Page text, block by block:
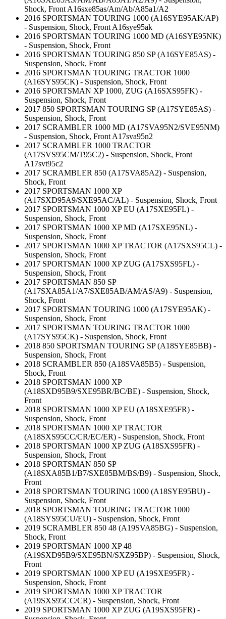
Shock, Front A16sxe85as/Am/Ab/A85a1/A2
2016 SPORTSMAN TOURING 1000 (A16SYE95AK/AP)
- Suspension, Shock, Front A16sye95ak
2016 SPORTSMAN TOURING 1000 MD (A16SYE95NK)
- Suspension, Shock, Front
2016 SPORTSMAN TOURING 850 SP (A16SYE85AS) -
Suspension, Shock, Front
2016 SPORTSMAN TOURING TRACTOR 1000
(A16SYS95CK) - Suspension, Shock, Front
2016 SPORTSMAN XP 1000, ZUG (A16SXS95FK) -
Suspension, Shock, Front
2017 850 SPORTSMAN TOURING SP (A17SYE85AS) -
Suspension, Shock, Front
2017 SCRAMBLER 1000 MD (A17SVA95N2/SVE95NM)
- Suspension, Shock, Front A17sva95n2
2017 SCRAMBLER 1000 TRACTOR
(A17SVS95CM/T95C2) - Suspension, Shock, Front
A17svt95c2
2017 SCRAMBLER 850 (A17SVA85A2) - Suspension,
Shock, Front
2017 SPORTSMAN 1000 XP
(A17SXD95A9/SXE95AC/AL) - Suspension, Shock, Front
2017 SPORTSMAN 1000 XP EU (A17SXE95FL) -
Suspension, Shock, Front
2017 SPORTSMAN 1000 XP MD (A17SXE95NL) -
Suspension, Shock, Front
2017 SPORTSMAN 1000 XP TRACTOR (A17SXS95CL) -
Suspension, Shock, Front
2017 SPORTSMAN 1000 XP ZUG (A17SXS95FL) -
Suspension, Shock, Front
2017 SPORTSMAN 850 SP
(A17SXA85A1/A7/SXE85AB/AM/AS/A9) - Suspension,
Shock, Front
2017 SPORTSMAN TOURING 1000 (A17SYE95AK) -
Suspension, Shock, Front
2017 SPORTSMAN TOURING TRACTOR 1000
(A17SYS95CK) - Suspension, Shock, Front
2018 850 SPORTSMAN TOURING SP (A18SYE85BB) -
Suspension, Shock, Front
2018 SCRAMBLER 850 (A18SVA85B5) - Suspension,
Shock, Front
2018 SPORTSMAN 1000 XP
(A18SXD95B9/SXE95BR/BC/BE) - Suspension, Shock,
Front
2018 SPORTSMAN 1000 XP EU (A18SXE95FR) -
Suspension, Shock, Front
2018 SPORTSMAN 1000 XP TRACTOR
(A18SXS95CC/CR/EC/ER) - Suspension, Shock, Front
2018 SPORTSMAN 1000 XP ZUG (A18SXS95FR) -
Suspension, Shock, Front
2018 SPORTSMAN 850 SP
(A18SXA85B1/B7/SXE85BM/BS/B9) - Suspension, Shock,
Front
2018 SPORTSMAN TOURING 1000 (A18SYE95BU) -
Suspension, Shock, Front
2018 SPORTSMAN TOURING TRACTOR 1000
(A18SYS95CU/EU) - Suspension, Shock, Front
2019 SCRAMBLER 850 48 (A19SVA85BG) - Suspension,
Shock, Front
2019 SPORTSMAN 1000 XP 48
(A19SXD95B9/SXE95BN/SXZ95BP) - Suspension, Shock,
Front
2019 SPORTSMAN 1000 XP EU (A19SXE95FR) -
Suspension, Shock, Front
2019 SPORTSMAN 1000 XP TRACTOR
(A19SXS95CC/CR) - Suspension, Shock, Front
2019 SPORTSMAN 1000 XP ZUG (A19SXS95FR) -